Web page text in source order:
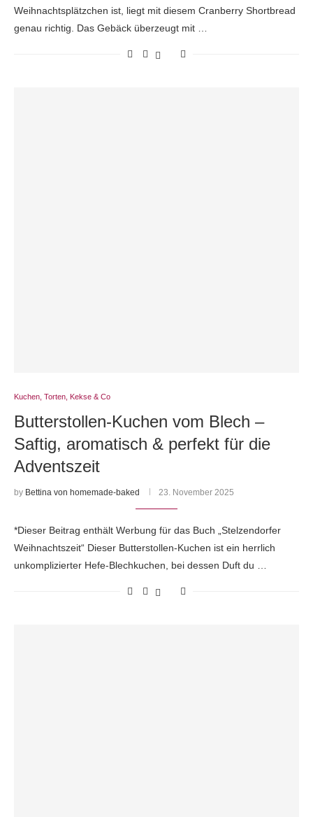
Weihnachtsplätzchen ist, liegt mit diesem Cranberry Shortbread
genau richtig. Das Gebäck überzeugt mit …
Kuchen, Torten, Kekse & Co
Butterstollen-Kuchen vom Blech –
Saftig, aromatisch & perfekt für die
Adventszeit
by Bettina von homemade-baked 23. November 2025
*Dieser Beitrag enthält Werbung für das Buch „Stelzendorfer
Weihnachtszeit“ Dieser Butterstollen-Kuchen ist ein herrlich
unkomplizierter Hefe-Blechkuchen, bei dessen Duft du …